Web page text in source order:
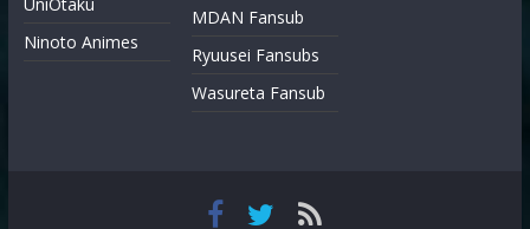
Ninoto Animes
MDAN Fansub
Ryuusei Fansubs
Wasureta Fansub